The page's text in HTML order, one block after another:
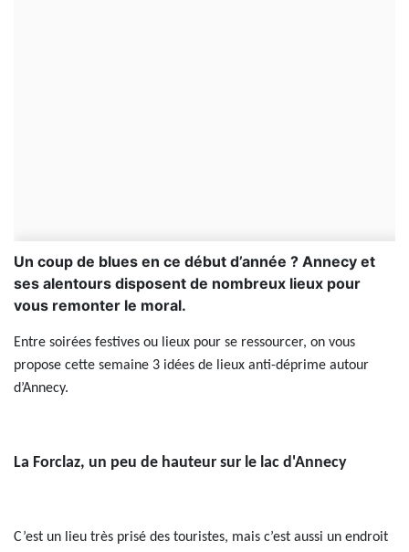
Un coup de blues en ce début d’année ? Annecy et
ses alentours disposent de nombreux lieux pour
vous remonter le moral.
Entre soirées festives ou lieux pour se ressourcer, on vous
propose cette semaine 3 idées de lieux anti-déprime autour
d’Annecy.
La Forclaz, un peu de hauteur sur le lac d'Annecy
C’est un lieu très prisé des touristes, mais c’est aussi un endroit